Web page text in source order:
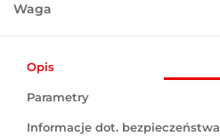
Waga
Opis
Parametry
Informacje dot. bezpieczeństwa